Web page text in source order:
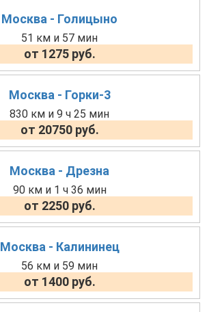
Москва - Голицыно
51 км и 57 мин
от 1275 руб.
Москва - Горки-3
830 км и 9 ч 25 мин
от 20750 руб.
Москва - Дрезна
90 км и 1 ч 36 мин
от 2250 руб.
Москва - Калининец
56 км и 59 мин
от 1400 руб.